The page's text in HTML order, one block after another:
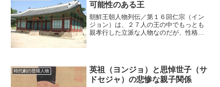
可能性のある王
朝鮮王朝人物列伝／第１６回仁宗（イン
ジョン）は、２７人の王の中でもっとも
親孝行した立派な人物なのだが、性格は
時代劇の登場人物
英祖（ヨンジョ）と思悼世子（サ
ドセジャ）の悲惨な親子関係